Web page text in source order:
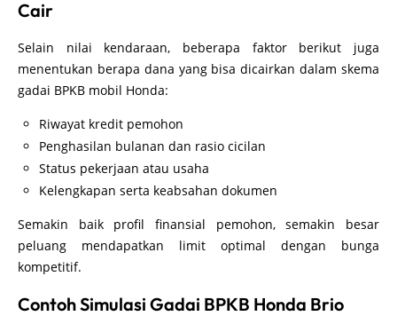
Cair
Selain nilai kendaraan, beberapa faktor berikut juga
menentukan berapa dana yang bisa dicairkan dalam skema
gadai BPKB mobil Honda:
Riwayat kredit pemohon
Penghasilan bulanan dan rasio cicilan
Status pekerjaan atau usaha
Kelengkapan serta keabsahan dokumen
Semakin baik profil finansial pemohon, semakin besar
peluang mendapatkan limit optimal dengan bunga
kompetitif.
Contoh Simulasi Gadai BPKB Honda Brio